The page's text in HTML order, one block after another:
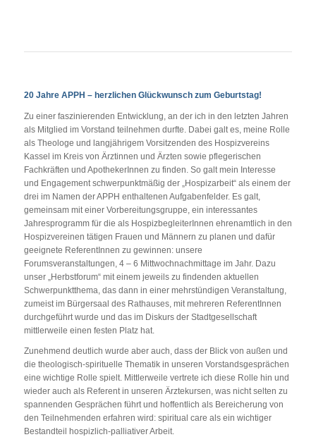
20 Jahre APPH – herzlichen Glückwunsch zum Geburtstag!
Zu einer faszinierenden Entwicklung, an der ich in den letzten Jahren
als Mitglied im Vorstand teilnehmen durfte. Dabei galt es, meine Rolle
als Theologe und langjährigem Vorsitzenden des Hospizvereins
Kassel im Kreis von Ärztinnen und Ärzten sowie pflegerischen
Fachkräften und ApothekerInnen zu finden. So galt mein Interesse
und Engagement schwerpunktmäßig der „Hospizarbeit“ als einem der
drei im Namen der APPH enthaltenen Aufgabenfelder. Es galt,
gemeinsam mit einer Vorbereitungsgruppe, ein interessantes
Jahresprogramm für die als HospizbegleiterInnen ehrenamtlich in den
Hospizvereinen tätigen Frauen und Männern zu planen und dafür
geeignete ReferentInnen zu gewinnen: unsere
Forumsveranstaltungen, 4 – 6 Mittwochnachmittage im Jahr. Dazu
unser „Herbstforum“ mit einem jeweils zu findenden aktuellen
Schwerpunktthema, das dann in einer mehrstündigen Veranstaltung,
zumeist im Bürgersaal des Rathauses, mit mehreren ReferentInnen
durchgeführt wurde und das im Diskurs der Stadtgesellschaft
mittlerweile einen festen Platz hat.
Zunehmend deutlich wurde aber auch, dass der Blick von außen und
die theologisch-spirituelle Thematik in unseren Vorstandsgesprächen
eine wichtige Rolle spielt. Mittlerweile vertrete ich diese Rolle hin und
wieder auch als Referent in unseren Ärztekursen, was nicht selten zu
spannenden Gesprächen führt und hoffentlich als Bereicherung von
den Teilnehmenden erfahren wird: spiritual care als ein wichtiger
Bestandteil hospizlich-palliativer Arbeit.